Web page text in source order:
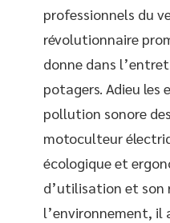
professionnels du
révolutionnaire
donne dans
potagers. Adieu
pollution sonore
motoculteur
écologique et
d’utilisation et son
l’environnement,